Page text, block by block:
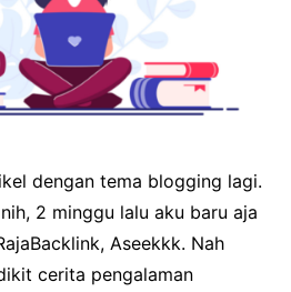
dengan tema blogging lagi.
2 minggu lalu aku baru aja
Aseekkk. Nah
cerita pengalaman